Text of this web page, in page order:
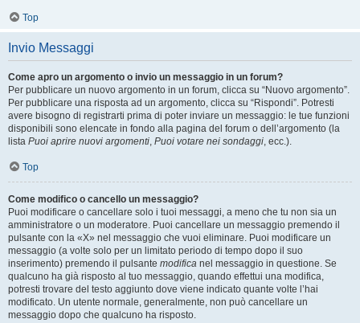
Top
Invio Messaggi
Come apro un argomento o invio un messaggio in un forum?
Per pubblicare un nuovo argomento in un forum, clicca su “Nuovo argomento”.
Per pubblicare una risposta ad un argomento, clicca su “Rispondi”. Potresti
avere bisogno di registrarti prima di poter inviare un messaggio: le tue funzioni
disponibili sono elencate in fondo alla pagina del forum o dell’argomento (la
lista Puoi aprire nuovi argomenti, Puoi votare nei sondaggi, ecc.).
Top
Come modifico o cancello un messaggio?
Puoi modificare o cancellare solo i tuoi messaggi, a meno che tu non sia un
amministratore o un moderatore. Puoi cancellare un messaggio premendo il
pulsante con la «X» nel messaggio che vuoi eliminare. Puoi modificare un
messaggio (a volte solo per un limitato periodo di tempo dopo il suo
inserimento) premendo il pulsante modifica nel messaggio in questione. Se
qualcuno ha già risposto al tuo messaggio, quando effettui una modifica,
potresti trovare del testo aggiunto dove viene indicato quante volte l’hai
modificato. Un utente normale, generalmente, non può cancellare un
messaggio dopo che qualcuno ha risposto.